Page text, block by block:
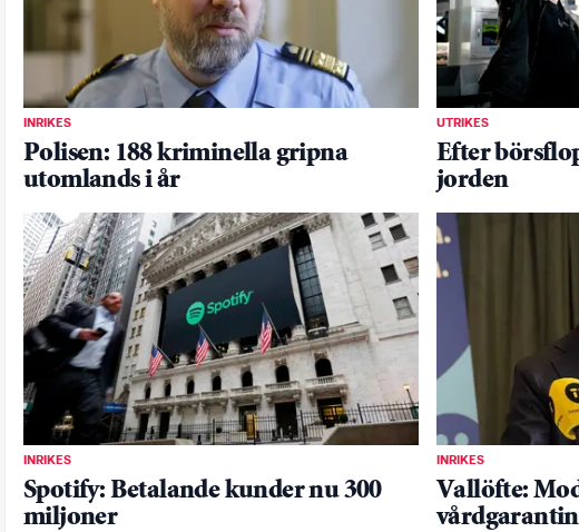
INRIKES
Polisen: 188 kriminella gripna
utomlands i år
UTRIKES
Efter
jorden
INRIKES
Spotify: Betalande kunder nu 300
miljoner
INRIKES
Vallöfte:
vårdgarantin